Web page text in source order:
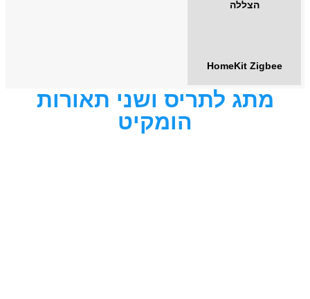
הצללה
HomeKit Zigbee
מתג לתריס ושני תאורות
הומקיט